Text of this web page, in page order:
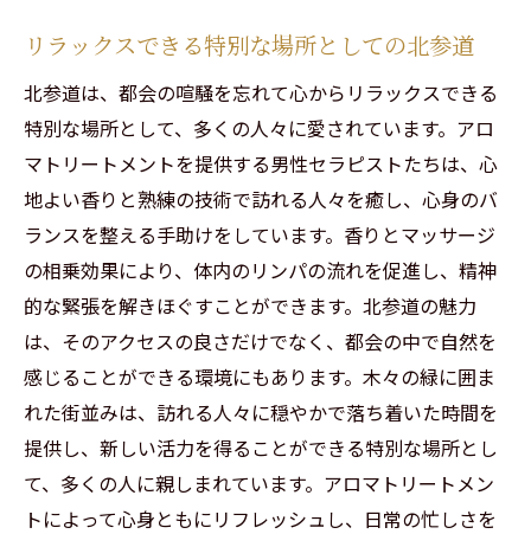
リラックスできる特別な場所としての北参道
北参道は、都会の喧騒を忘れて心からリラックスできる
特別な場所として、多くの人々に愛されています。アロ
マトリートメントを提供する男性セラピストたちは、心
地よい香りと熟練の技術で訪れる人々を癒し、心身のバ
ランスを整える手助けをしています。香りとマッサージ
の相乗効果により、体内のリンパの流れを促進し、精神
的な緊張を解きほぐすことができます。北参道の魅力
は、そのアクセスの良さだけでなく、都会の中で自然を
感じることができる環境にもあります。木々の緑に囲ま
れた街並みは、訪れる人々に穏やかで落ち着いた時間を
提供し、新しい活力を得ることができる特別な場所とし
て、多くの人に親しまれています。アロマトリートメン
トによって心身ともにリフレッシュし、日常の忙しさを